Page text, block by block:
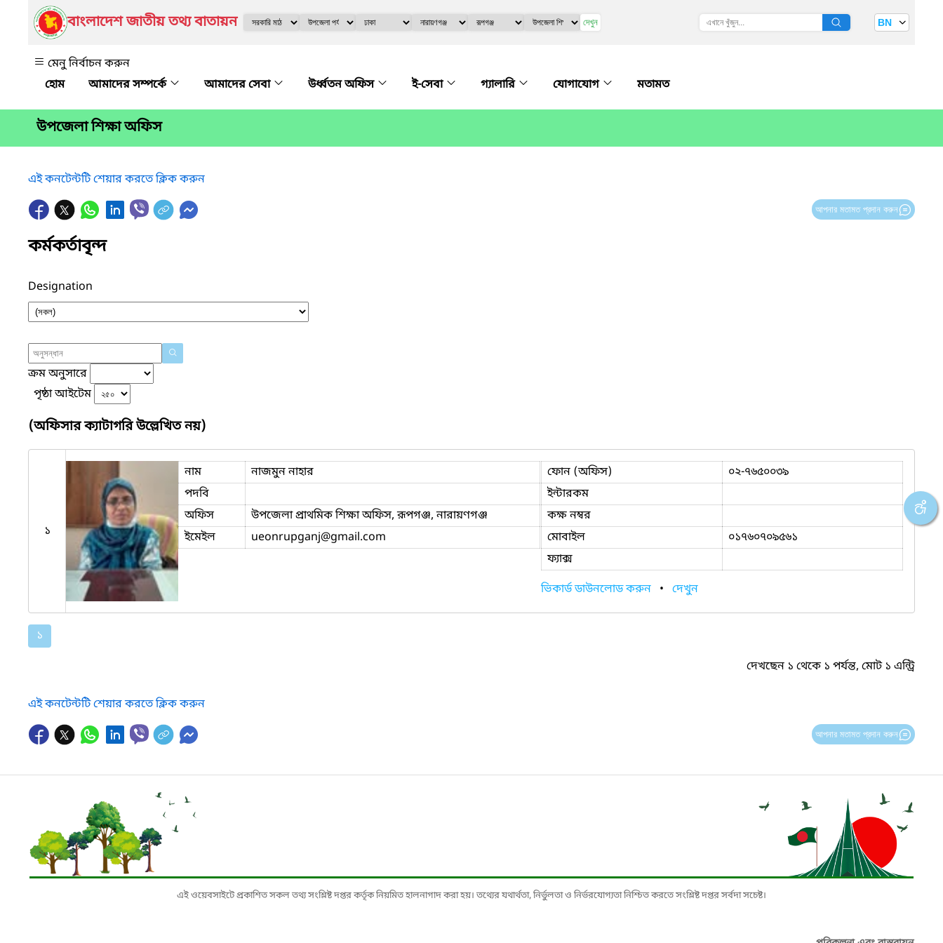
বাংলাদেশ জাতীয় তথ্য বাতায়ন দেখুন BN
মেনু নির্বাচন করুন
আমাদের সম্পর্কে
আমাদের সেবা উর্ধ্বতন অফিস ই-সেবা গ্যালারি যোগাযোগ মতামত
উপজেলা শিক্ষা অফিস
এই কনটেন্টটি শেয়ার করতে ক্লিক করুন
আপনার মতামত প্রদান করুন
কর্মকর্তাবৃন্দ
Designation
ক্রম অনুসারে
পৃষ্ঠা আইটেম
(অফিসার ক্যাটাগরি উল্লেখিত নয়)
১
নাম
নাজমুন নাহার
পদবি
অফিস
উপজেলা প্রাথমিক শিক্ষা অফিস, রূপগঞ্জ, নারায়ণগঞ্জ
ইমেইল
ueonrupganj@gmail.com
ফোন (অফিস)
০২-৭৬৫০০৩৯
ইন্টারকম
কক্ষ নম্বর
মোবাইল
০১৭৬০৭০৯৫৬১
ফ্যাক্স
ভিকার্ড ডাউনলোড করুন • দেখুন
১
দেখছেন ১ থেকে ১ পর্যন্ত, মোট ১ এন্ট্রি
এই কনটেন্টটি শেয়ার করতে ক্লিক করুন
আপনার মতামত প্রদান করুন
এই ওয়েবসাইটে প্রকাশিত সকল তথ্য সংশ্লিষ্ট দপ্তর কর্তৃক নিয়মিত হালনাগাদ করা হয়। তথ্যের যথার্থতা, নির্ভুলতা ও নির্ভরযোগ্যতা নিশ্চিত করতে সংশ্লিষ্ট দপ্তর সর্বদা সচেষ্ট।